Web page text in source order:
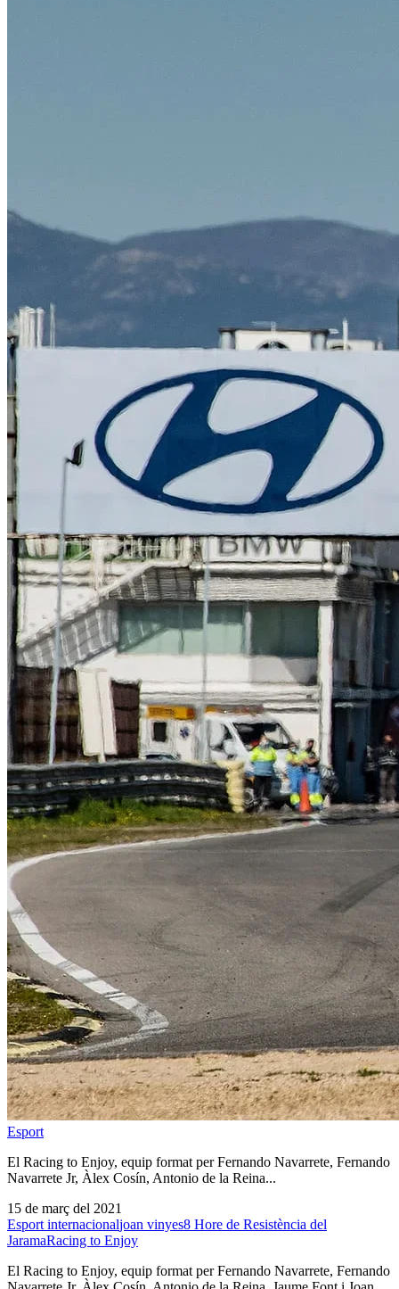
Esport
El Racing to Enjoy, equip format per Fernando Navarrete, Fernando
Navarrete Jr, Àlex Cosín, Antonio de la Reina...
15 de març del 2021
Esport internacionaljoan vinyes8 Hore de Resistència del
JaramaRacing to Enjoy
El Racing to Enjoy, equip format per Fernando Navarrete, Fernando